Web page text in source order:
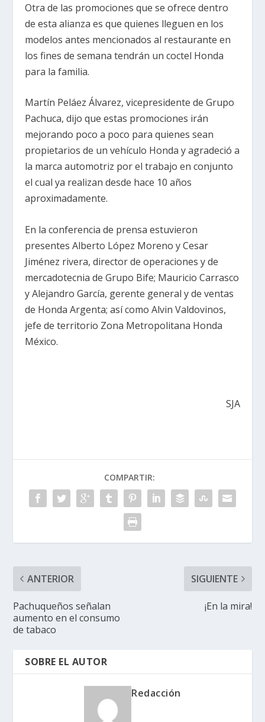
Otra de las promociones que se ofrece dentro
de esta alianza es que quienes lleguen en los
modelos antes mencionados al restaurante en
los fines de semana tendrán un coctel Honda
para la familia.
Martín Peláez Álvarez, vicepresidente de Grupo
Pachuca, dijo que estas promociones irán
mejorando poco a poco para quienes sean
propietarios de un vehículo Honda y agradeció a
la marca automotriz por el trabajo en conjunto
el cual ya realizan desde hace 10 años
aproximadamente.
En la conferencia de prensa estuvieron
presentes Alberto López Moreno y Cesar
Jiménez rivera, director de operaciones y de
mercadotecnia de Grupo Bife; Mauricio Carrasco
y Alejandro García, gerente general y de ventas
de Honda Argenta; así como Alvin Valdovinos,
jefe de territorio Zona Metropolitana Honda
México.
SJA
COMPARTIR:
ANTERIOR
Pachuqueños señalan
aumento en el consumo
de tabaco
SIGUIENTE
¡En la mira!
SOBRE EL AUTOR
Redacción